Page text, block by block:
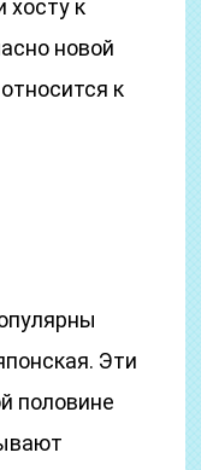
хосту к
новой
к
Эти
половине